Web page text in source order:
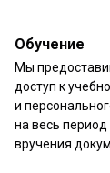
Обучение
Мы
доступ к
и
на весь период
вручения